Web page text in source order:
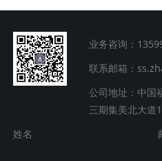
业务咨询：
联系邮箱：
公司地址：中国
三期集美北大道
姓名